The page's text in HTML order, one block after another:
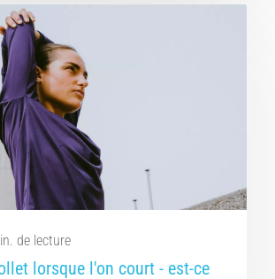
de lecture
lorsque l'on court - est-ce